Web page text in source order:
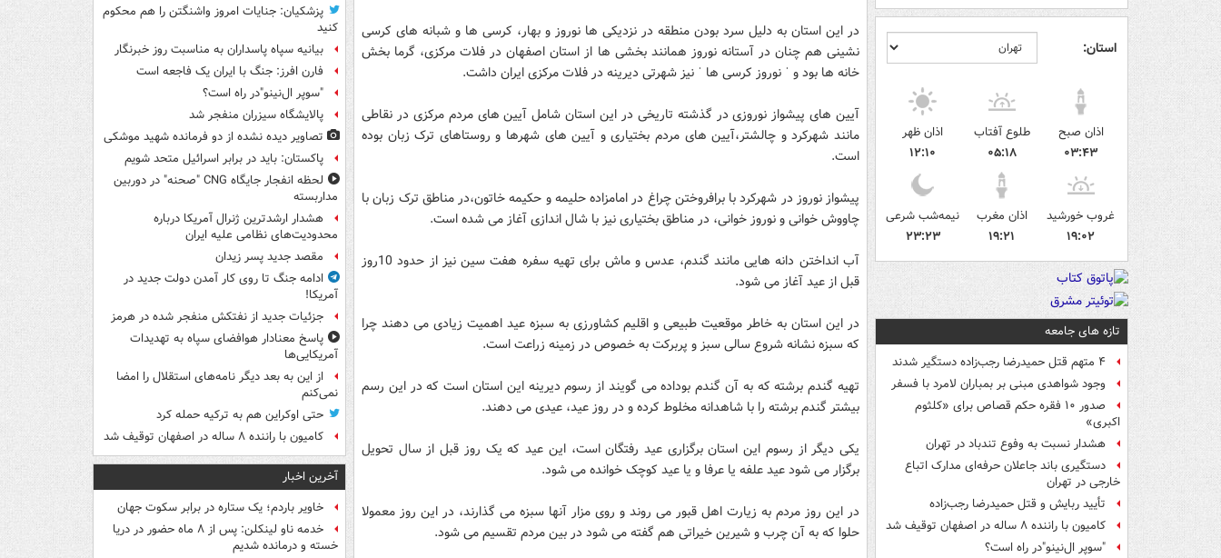
استان:
اذان صبح
۰۳:۴۳
طلوع آفتاب
۰۵:۱۸
اذان ظهر
۱۲:۱۰
غروب خورشید
۱۹:۰۲
اذان مغرب
۱۹:۲۱
نیمه‌شب شرعی
۲۳:۲۳
تازه های جامعه
۴ متهم قتل حمیدرضا رجب‌زاده دستگیر شدند
وجود شواهدی مبنی بر بمباران لامرد با فسفر
صدور ۱۰ فقره حکم قصاص برای «کلثوم
اکبری»
هشدار نسبت به وفوع تندباد در تهران
دستگیری باند جاعلان حرفه‌ای مدارک اتباع
خارجی در تهران
تأیید ربایش و قتل حمیدرضا رجب‌زاده
کامیون با راننده ۸ ساله در اصفهان توقیف شد
"سوپر ال‌نینو"در راه است؟
در این استان به دلیل سرد بودن منطقه در نزدیکی ها نوروز و بهار، کرسی ها و شبانه های کرسی
نشینی هم چنان در آستانه نوروز همانند بخشی ها از استان اصفهان در فلات مرکزی، گرما بخش
خانه ها بود و ˈ نوروز کرسی ها ˈ نیز شهرتی دیرینه در فلات مرکزی ایران داشت.
آیین های پیشواز نوروزی در گذشته تاریخی در این استان شامل آیین های مردم مرکزی در نقاطی
مانند شهرکرد و چالشتر،آیین های مردم بختیاری و آیین های شهرها و روستاهای ترک زبان بوده
است.
پیشواز نوروز در شهرکرد با برافروختن چراغ در امامزاده حلیمه و حکیمه خاتون،در مناطق ترک زبان با
چاووش خوانی و نوروز خوانی، در مناطق بختیاری نیز با شال اندازی آغاز می شده است.
آب انداختن دانه هایی مانند گندم، عدس و ماش برای تهیه سفره هفت سین نیز از حدود ‎10روز
قبل از عید آغاز می شود.
در این استان به خاطر موقعیت طبیعی و اقلیم کشاورزی به سبزه عید اهمیت زیادی می دهند چرا
که سبزه نشانه شروع سالی سبز و پربرکت به خصوص در زمینه زراعت است.
تهیه گندم برشته که به آن گندم بوداده می گویند از رسوم دیرینه این استان است که در این رسم
بیشتر گندم برشته را با شاهدانه مخلوط کرده و در روز عید، عیدی می دهند.
یکی دیگر از رسوم این استان برگزاری عید رفتگان است، این عید که یک روز قبل از سال تحویل
برگزار می شود عید علفه یا عرفا و یا عید کوچک خوانده می شود.
در این روز مردم به زیارت اهل قبور می روند و روی مزار آنها سبزه می گذارند، در این روز معمولا
حلوا که به آن چرب و شیرین خیراتی هم گفته می شود در بین مردم تقسیم می شود.
پزشکیان: جنایات امروز واشنگتن را هم محکوم
کنید
بیانیه سپاه پاسداران به مناسبت روز خبرنگار
فارن افرز: جنگ با ایران یک فاجعه است
"سوپر ال‌نینو"در راه است؟
پالایشگاه سیزران منفجر شد
تصاویر دیده‌ نشده از دو فرمانده شهید موشکی
پاکستان: باید در برابر اسرائیل متحد شویم
لحظه انفجار جایگاه CNG "صحنه" در دوربین
مداربسته
هشدار ارشدترین ژنرال آمریکا درباره
محدودیت‌های نظامی علیه ایران
مقصد جدید پسر زیدان
ادامه جنگ تا روی کار آمدن دولت جدید در
آمریکا!
جزئیات جدید از نفتکش منفجر شده در هرمز
پاسخ معنادار هوافضای سپاه به تهدیدات
آمریکایی‌ها
از این به بعد دیگر نامه‌های استقلال را امضا
نمی‌کنم
حتی اوکراین هم به ترکیه حمله کرد
کامیون با راننده ۸ ساله در اصفهان توقیف شد
آخرین اخبار
خاویر باردم؛ یک ستاره در برابر سکوت جهان
خدمه ناو لینکلن: پس از ۸ ماه حضور در دریا
خسته و درمانده‌ شدیم